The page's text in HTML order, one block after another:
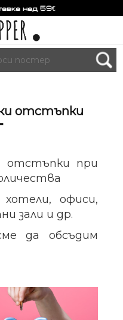
над 59€
отстъпки
отстъпки при
офиси,
зали и др.
да обсъдим